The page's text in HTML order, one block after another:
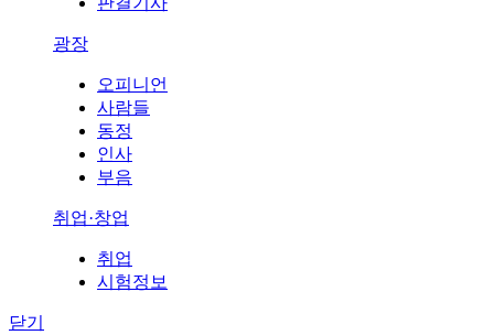
광장
오피니언
사람들
동정
인사
부음
취업·창업
취업
시험정보
닫기